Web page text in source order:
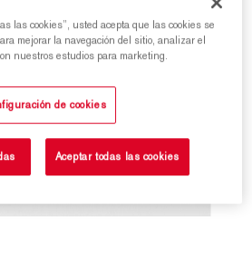
las cookies”, usted acepta que las cookies se
mejorar la navegación del sitio, analizar el
nuestros estudios para marketing.
de cookies
Aceptar todas las cookies